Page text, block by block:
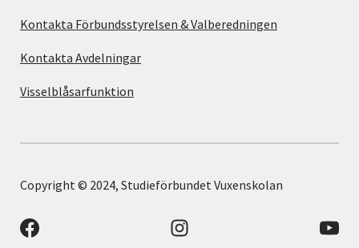
Kontakta Förbundsstyrelsen & Valberedningen
Kontakta Avdelningar
Visselblåsarfunktion
Copyright © 2024, Studieförbundet Vuxenskolan